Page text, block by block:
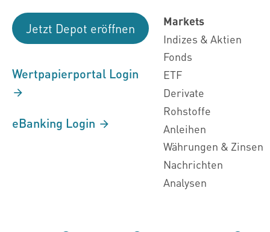
Jetzt Depot eröffnen
Wertpapierportal Login
eBanking Login
Markets
Indizes & Aktien
Fonds
ETF
Derivate
Rohstoffe
Anleihen
Währungen & Zinsen
Nachrichten
Analysen